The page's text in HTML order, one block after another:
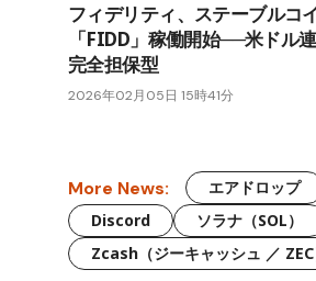
フィデリティ、ステーブルコ
「FIDD」稼働開始──米ドル
完全担保型
2026年02月05日 15時41分
More News: エアドロップ
Discord
ソラナ（SOL）
Zcash（ジーキャッシュ ／ ZEC